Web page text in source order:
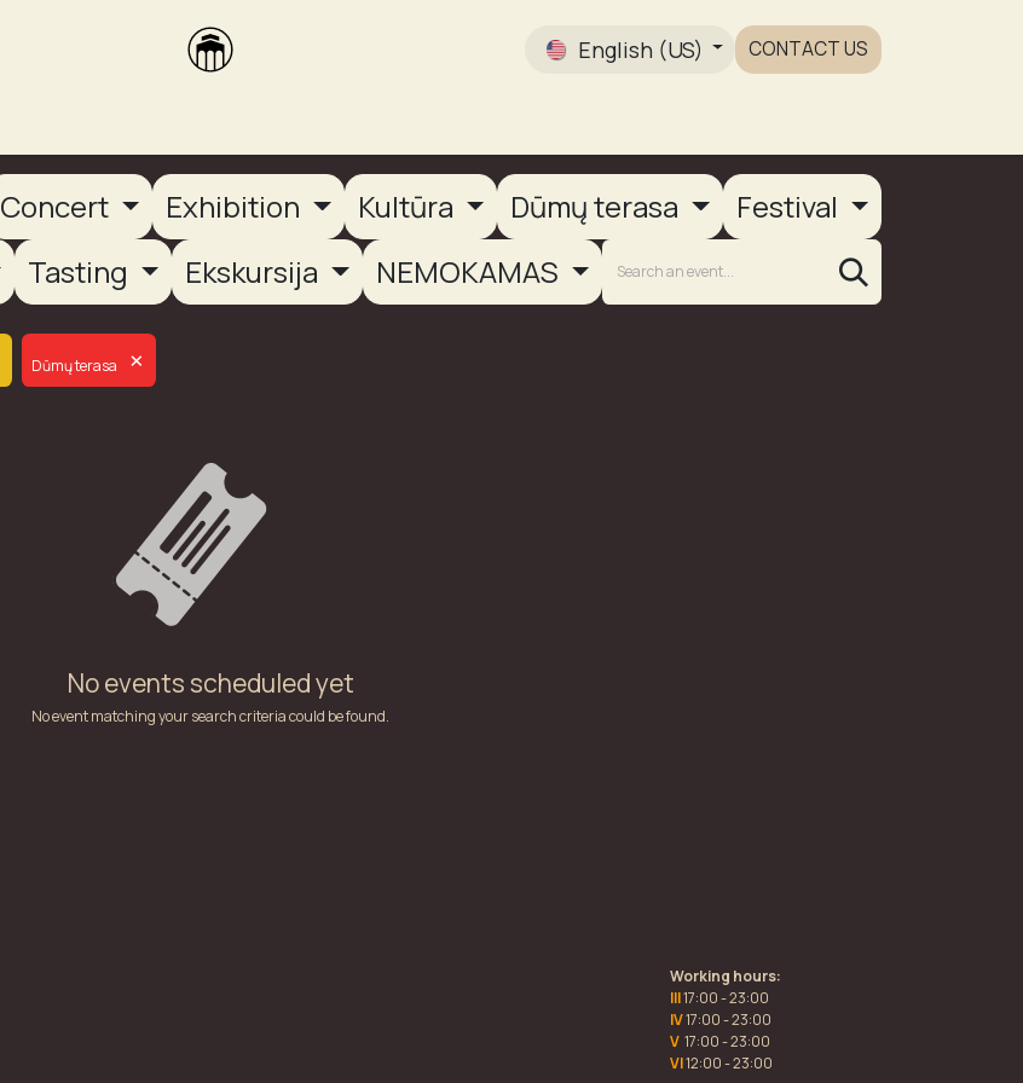
English (US) CONTACT US
Concert Exhibition Kultūra Dūmų terasa
Festival
Tasting Ekskursija NEMOKAMAS
Dūmų terasa ×
No events scheduled yet
No event matching your search criteria could be found.
Working hours:
III17:00 - 23:00
IV17:00 - 23:00
V 17:00 - 23:00
VI12:00 - 23:00